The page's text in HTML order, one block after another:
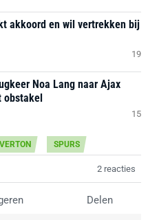
akkoord en wil vertrekken bij
19
Noa Lang naar Ajax
obstakel
15
SPURS
2 reacties
Delen